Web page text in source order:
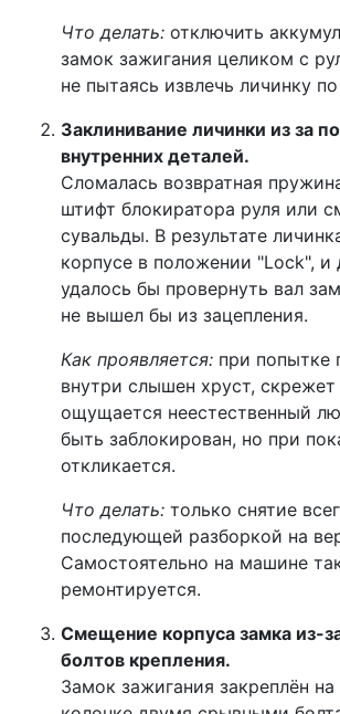
Что делать: отключить
замок зажигания целиком с
не пытаясь извлечь личинку
Заклинивание личинки из за
внутренних деталей.
Сломалась возвратная
штифт блокиратора руля или
сувальды. В результате
корпусе в положении "Lock", и
удалось бы провернуть вал
не вышел бы из зацепления.
Как проявляется: при попытке
внутри слышен хруст, скрежет
ощущается неестественный
быть заблокирован, но при
откликается.
Что делать: только снятие
последующей разборкой на
Самостоятельно на машине
ремонтируется.
Смещение корпуса замка из-
болтов крепления.
Замок зажигания закреплён на